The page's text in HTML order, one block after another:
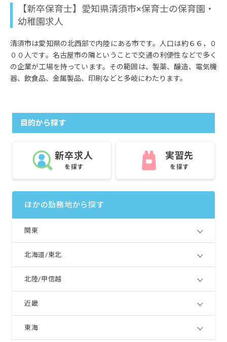
【新卒保育士】愛知県清須市×保育士の保育園・
幼稚園求人
清須市は愛知県の北西部で内陸にある市です。人口は約６６，０
００人です。名古屋市の隣ということで交通の利便性などで多く
の企業が工場を持っています。その範囲は、製薬、醸造、電気機
器、飲食品、金属製品、印刷などと多岐にわたります。
目的から探す
新卒求人
を探す
実習先
を探す
ほかの勤務地から探す
関東
北海道/東北
北陸/甲信越
近畿
東海